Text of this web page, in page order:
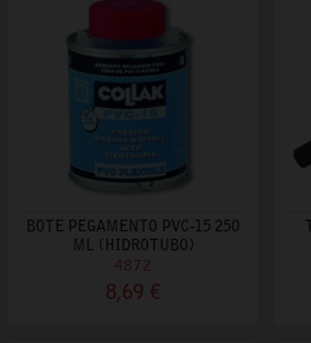
BOTE PEGAMENTO PVC-15 250
ML (HIDROTUBO)
4872
8,69 €